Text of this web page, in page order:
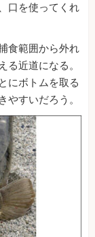
口を使ってくれ
食範囲から外れ
る近道になる。
にボトムを取る
やすいだろう。